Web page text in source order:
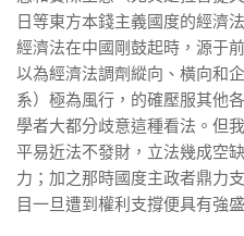
日等東方本錢主義國度的經濟
經濟法在中國剛鼓起時，源于
以為經濟法調劑縱向、橫向和
系）極為風行，的確壓服其他
學者大都分歧意這種看法。但
平易近法不發財，立法幾成空
力；加之那時國度主政者鼎力
目一旦遭到權利支撐便具有強